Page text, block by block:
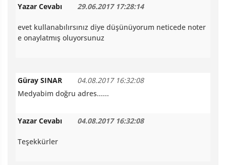
Yazar Cevabı 29.06.2017 17:28:14
evet kullanabılırsınız diye düşünüyorum neticede noter
e onaylatmış oluyorsunuz
Güray SINAR
04.08.2017 16:32:08
Medyabim doğru adres......
Yazar Cevabı 04.08.2017 16:32:08
Teşekkürler